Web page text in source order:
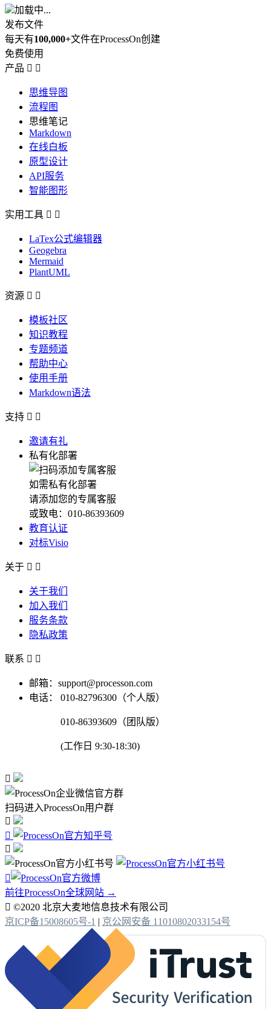
加载中...
发布文件
每天有100,000+文件在ProcessOn创建
免费使用
产品  
思维导图
流程图
思维笔记
Markdown
在线白板
原型设计
API服务
智能图形
实用工具  
LaTex公式编辑器
Geogebra
Mermaid
PlantUML
资源  
模板社区
知识教程
专题频道
帮助中心
使用手册
Markdown语法
支持  
邀请有礼
私有化部署
如需私有化部署
请添加您的专属客服
或致电：010-86393609
教育认证
对标Visio
关于  
关于我们
加入我们
服务条款
隐私政策
联系  
邮箱：support@processon.com
电话：
010-82796300（个人版）
010-86393609（团队版）
(工作日 9:30-18:30)

扫码进入ProcessOn用户群




前往ProcessOn全球网站 →
 ©2020 北京大麦地信息技术有限公司
京ICP备15008605号-1 | 京公网安备 11010802033154号